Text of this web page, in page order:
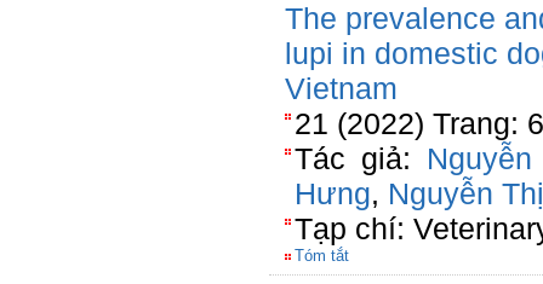
The prevalence
lupi in domestic
Vietnam
21 (2022) Trang:
Tác giả:
Hưng, Nguyễn
Tạp chí:
Tóm tắt